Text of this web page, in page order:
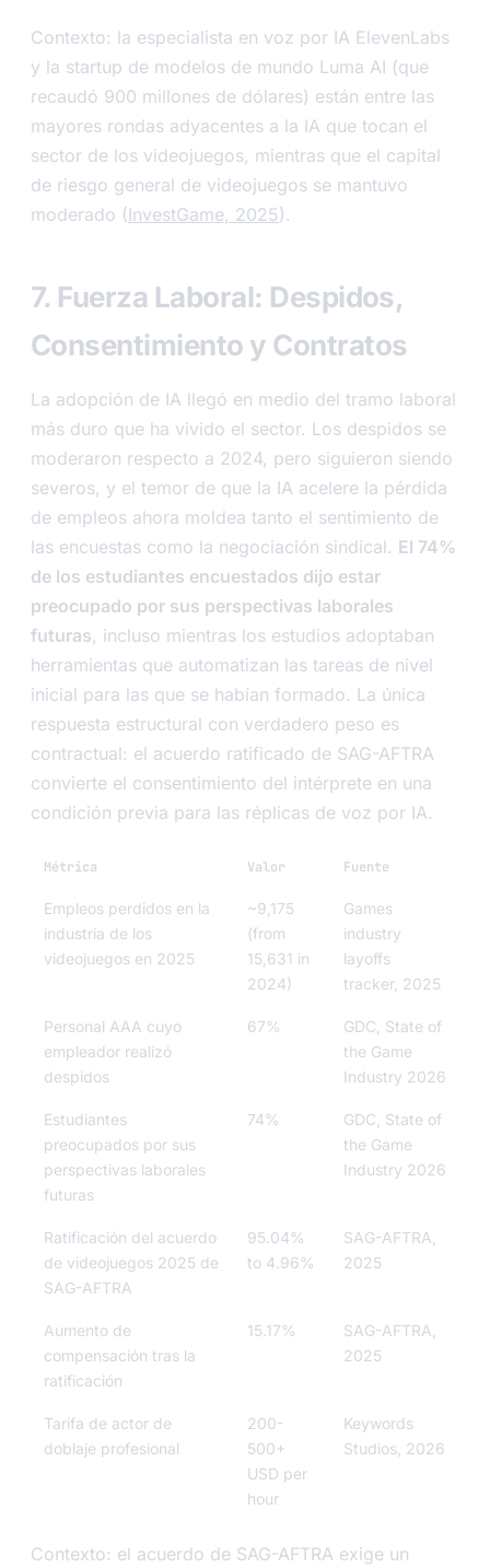
Contexto: la especialista en voz por IA ElevenLabs
y la startup de modelos de mundo Luma AI (que
recaudó 900 millones de dólares) están entre las
mayores rondas adyacentes a la IA que tocan el
sector de los videojuegos, mientras que el capital
de riesgo general de videojuegos se mantuvo
moderado (InvestGame, 2025).
7. Fuerza Laboral: Despidos,
Consentimiento y Contratos
La adopción de IA llegó en medio del tramo laboral
más duro que ha vivido el sector. Los despidos se
moderaron respecto a 2024, pero siguieron siendo
severos, y el temor de que la IA acelere la pérdida
de empleos ahora moldea tanto el sentimiento de
las encuestas como la negociación sindical. El 74%
de los estudiantes encuestados dijo estar
preocupado por sus perspectivas laborales
futuras, incluso mientras los estudios adoptaban
herramientas que automatizan las tareas de nivel
inicial para las que se habían formado. La única
respuesta estructural con verdadero peso es
contractual: el acuerdo ratificado de SAG-AFTRA
convierte el consentimiento del intérprete en una
condición previa para las réplicas de voz por IA.
Métrica Valor Fuente
Empleos perdidos en la
industria de los
videojuegos en 2025
~9,175
(from
15,631 in
2024)
Games
industry
layoffs
tracker, 2025
Personal AAA cuyo
empleador realizó
despidos
67%
GDC, State of
the Game
Industry 2026
Estudiantes
preocupados por sus
perspectivas laborales
futuras
74%
GDC, State of
the Game
Industry 2026
Ratificación del acuerdo
de videojuegos 2025 de
SAG-AFTRA
95.04%
to 4.96%
SAG-AFTRA,
2025
Aumento de
compensación tras la
ratificación
15.17%
SAG-AFTRA,
2025
Tarifa de actor de
doblaje profesional
200-
500+
USD per
hour
Keywords
Studios, 2026
Contexto: el acuerdo de SAG-AFTRA exige un